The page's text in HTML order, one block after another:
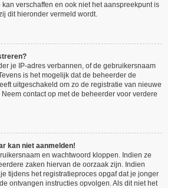
verschaffen en ook niet het aanspreekpunt is
dit hieronder vermeld wordt.
je IP-adres verbannen, of de gebruikersnaam
is het mogelijk dat de beheerder de
uitgeschakeld om zo de registratie van nieuwe
contact op met de beheerder voor verdere
kan niet aanmelden!
en wachtwoord kloppen. Indien ze
zaken hiervan de oorzaak zijn. Indien
tijdens het registratieproces opgaf dat je jonger
ontvangen instructies opvolgen. Als dit niet het